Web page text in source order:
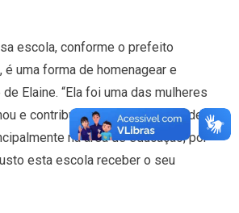
escola, conforme o prefeito
é uma forma de homenagear e
Elaine. “Ela foi uma das mulheres
e contribuiu para o progresso de
na área de educação, por
esta escola receber o seu